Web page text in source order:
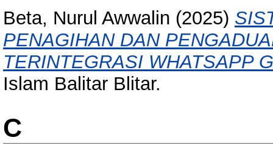
Beta, Nurul Awwalin (2025)
PENAGIHAN DAN
TERINTEGRASI WHATSAPP
Islam Balitar Blitar.
C